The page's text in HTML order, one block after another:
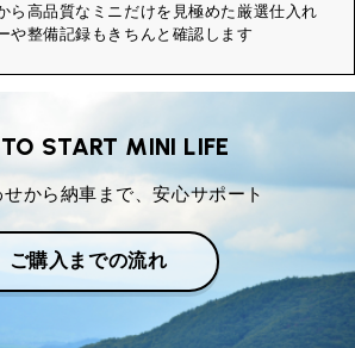
ら高品質なミニだけを見極めた厳選仕入れ
や整備記録もきちんと確認します
START MINI LIFE
せから納車まで、安心サポート
ご購入までの流れ